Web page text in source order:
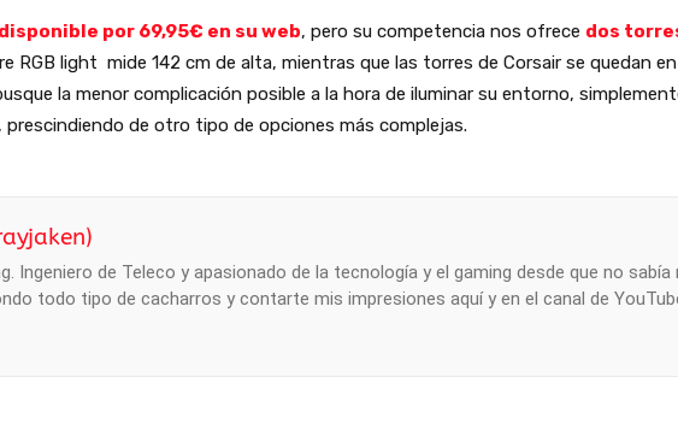
disponible por 69,95€ en su web, pero su competencia nos ofrece dos
RGB light mide 142 cm de alta, mientras que las torres de Corsair se quedan
la menor complicación posible a la hora de iluminar su entorno,
de otro tipo de opciones más complejas.
Ingeniero de Teleco y apasionado de la tecnología y el gaming desde que no sabía
todo tipo de cacharros y contarte mis impresiones aquí y en el canal de